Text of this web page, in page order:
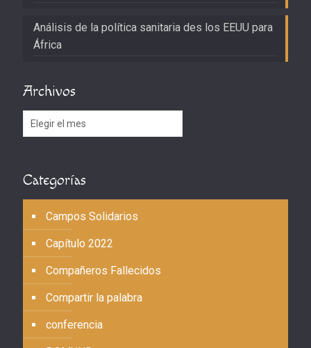
Análisis de la política sanitaria des los EEUU para
África
Archivos
Archivos
Categorías
Campos Solidarios
Capítulo 2022
Compañeros Fallecidos
Compartir la palabra
conferencia